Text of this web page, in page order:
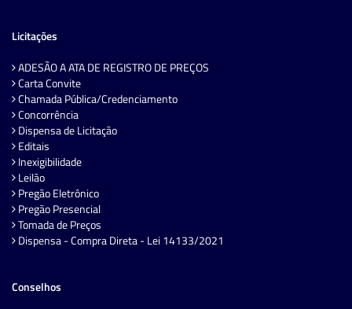
Licitações
ADESÃO A ATA DE REGISTRO DE PREÇOS
Carta Convite
Chamada Pública/Credenciamento
Concorrência
Dispensa de Licitação
Editais
Inexigibilidade
Leilão
Pregão Eletrônico
Pregão Presencial
Tomada de Preços
Dispensa - Compra Direta - Lei 14133/2021
Conselhos